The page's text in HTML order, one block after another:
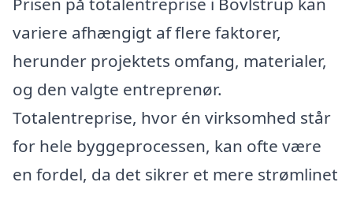
variere afhængigt af flere faktorer,
herunder projektets omfang, materialer,
og den valgte entreprenør.
Totalentreprise, hvor én virksomhed står
for hele byggeprocessen, kan ofte være
en fordel, da det sikrer et mere strømlinet